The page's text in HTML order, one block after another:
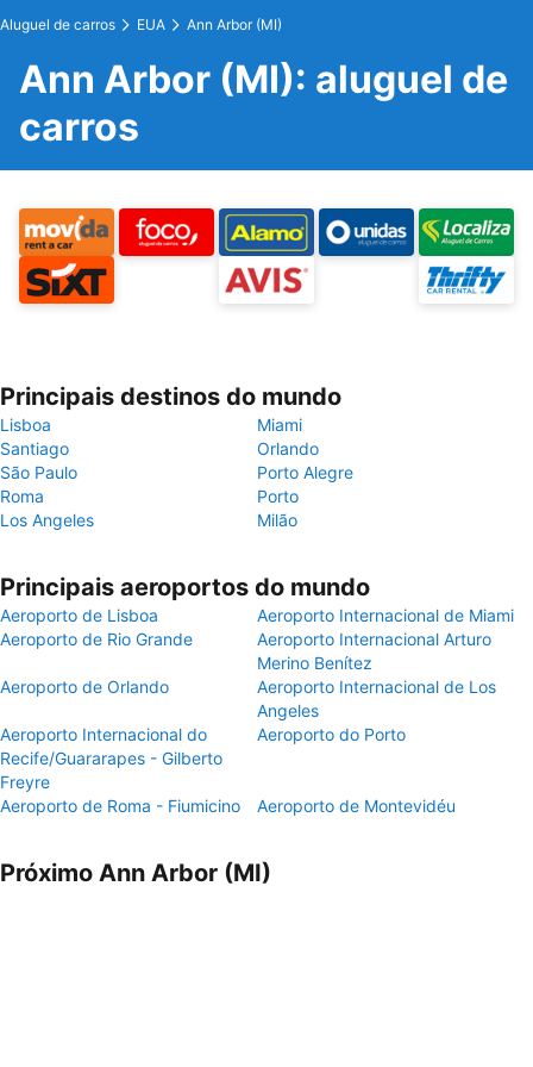
Aluguel de carros EUA Ann Arbor (MI)
Ann Arbor (MI): aluguel de
carros
Principais destinos do mundo
Lisboa
Miami
Santiago
Orlando
São Paulo
Porto Alegre
Roma
Porto
Los Angeles
Milão
Principais aeroportos do mundo
Aeroporto de Lisboa
Aeroporto Internacional de Miami
Aeroporto de Rio Grande
Aeroporto Internacional Arturo
Merino Benítez
Aeroporto de Orlando
Aeroporto Internacional de Los
Angeles
Aeroporto Internacional do
Recife/Guararapes - Gilberto
Freyre
Aeroporto do Porto
Aeroporto de Roma - Fiumicino Aeroporto de Montevidéu
Próximo Ann Arbor (MI)